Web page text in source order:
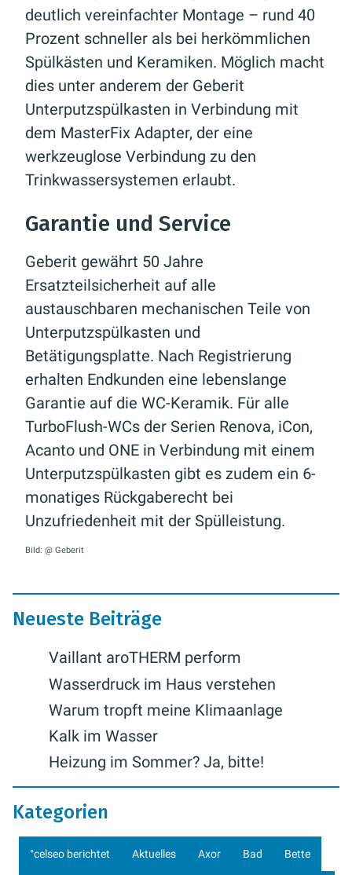
deutlich vereinfachter Montage – rund 40
Prozent schneller als bei herkömmlichen
Spülkästen und Keramiken. Möglich macht
dies unter anderem der Geberit
Unterputzspülkasten in Verbindung mit
dem MasterFix Adapter, der eine
werkzeuglose Verbindung zu den
Trinkwassersystemen erlaubt.
Garantie und Service
Geberit gewährt 50 Jahre
Ersatzteilsicherheit auf alle
austauschbaren mechanischen Teile von
Unterputzspülkasten und
Betätigungsplatte. Nach Registrierung
erhalten Endkunden eine lebenslange
Garantie auf die WC-Keramik. Für alle
TurboFlush-WCs der Serien Renova, iCon,
Acanto und ONE in Verbindung mit einem
Unterputzspülkasten gibt es zudem ein 6-
monatiges Rückgaberecht bei
Unzufriedenheit mit der Spülleistung.
Bild: @ Geberit
Neueste Beiträge
Vaillant aroTHERM perform
Wasserdruck im Haus verstehen
Warum tropft meine Klimaanlage
Kalk im Wasser
Heizung im Sommer? Ja, bitte!
Kategorien
°celseo berichtet Aktuelles Axor Bad Bette